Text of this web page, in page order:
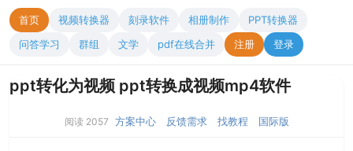
首页 视频转换器 刻录软件 相册制作
PPT转换器
问答学习
群组 文学 pdf在线合并 注册 登录
ppt转化为视频 ppt转换成视频mp4软件
阅读 2057 方案中心 反馈需求 找教程 国际版